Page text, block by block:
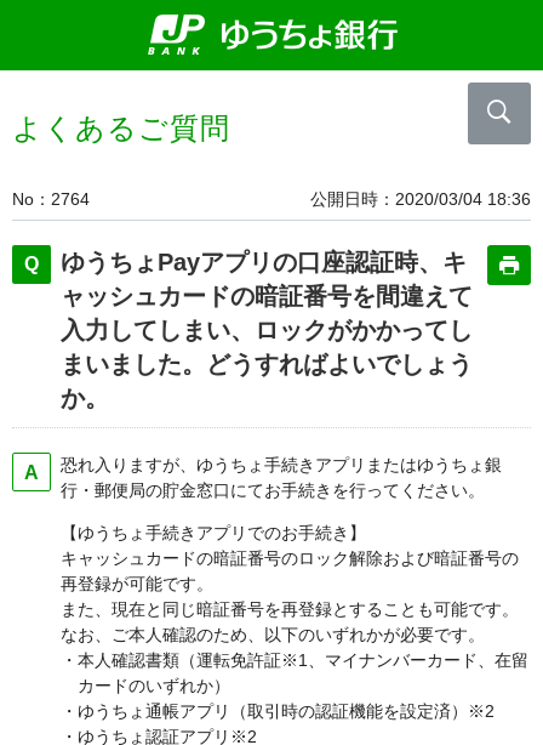
よくあるご質問
No 2764 公開日時 2020/03/04 18:36
ゆうちょPayアプリの口座認証時、キ
ャッシュカードの暗証番号を間違えて
入力してしまい、ロックがかかってし
まいました。どうすればよいでしょう
か。
恐れ入りますが、ゆうちょ手続きアプリまたはゆうちょ銀
行・郵便局の貯金窓口にてお手続きを行ってください。
【ゆうちょ手続きアプリでのお手続き】
キャッシュカードの暗証番号のロック解除および暗証番号の
再登録が可能です。
また、現在と同じ暗証番号を再登録とすることも可能です。
なお、ご本人確認のため、以下のいずれかが必要です。
・本人確認書類（運転免許証※1、マイナンバーカード、在留
カードのいずれか）
・ゆうちょ通帳アプリ（取引時の認証機能を設定済）※2
・ゆうちょ認証アプリ※2